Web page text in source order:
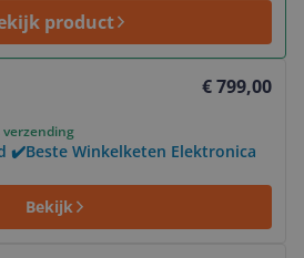
product
€ 799,00
✔️Beste Winkelketen Elektronica
Bekijk